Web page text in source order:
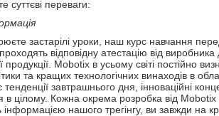
суттєві переваги:
застарілі уроки, наш курс навчання
відповідну атестацію від
продукції. Мobotix в усьому світі постійно
та кращих технологічних винаходів в
завтрашнього дня, інноваційні
в цілому. Кожна окрема розробка від
нашого трегінгу, ви завжди на